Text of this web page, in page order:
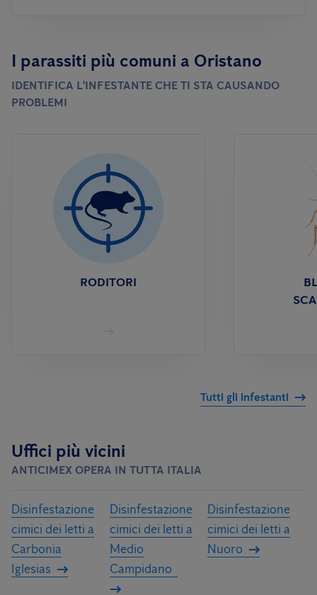
I parassiti più comuni a Oristano
IDENTIFICA L'INFESTANTE CHE TI STA CAUSANDO
PROBLEMI
RODITORI
Tutti gli infestanti
Uffici più vicini
ANTICIMEX OPERA IN TUTTA ITALIA
Disinfestazione
cimici dei letti a
Carbonia
Iglesias
Disinfestazione
cimici dei letti a
Medio
Campidano
Disinfestazione
cimici dei letti a
Nuoro